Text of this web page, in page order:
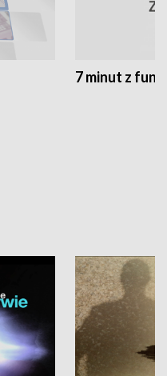
7 minut z